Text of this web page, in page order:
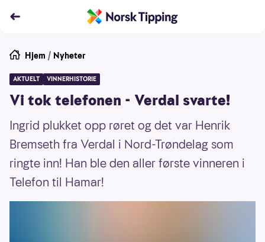
Hjem / Nyheter
AKTUELT VINNERHISTORIE
Vi tok telefonen - Verdal svarte!
Ingrid plukket opp røret og det var Henrik
Bremseth fra Verdal i Nord-Trøndelag som
ringte inn! Han ble den aller første vinneren i
Telefon til Hamar!